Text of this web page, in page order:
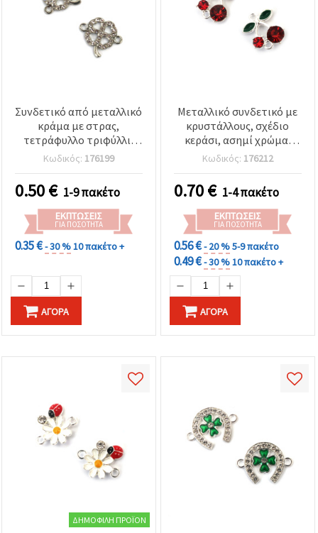
Συνδετικό από μεταλλικό
κράμα με στρας,
τετράφυλλο τριφύλλι,
ασημί χρώμα, 21x16 mm,
με 2 οπές 1,5 mm, 2 τεμ.
Κωδικός: 176199
0.50€ 1-9 πακέτο
ΕΚΠΤΏΣΕΙΣ
ΓΙΑ ΠΟΣΌΤΗΤΑ
0.35 €- 30 %10 πακέτο +
ΑΓΟΡΆ
Μεταλλικό συνδετικό με
κρυστάλλους, σχέδιο
κεράσι, ασημί χρώμα,
15x17x6 mm, τρύπα: 2
mm - 2 τεμ.
Κωδικός: 176212
0.70€ 1-4 πακέτο
ΕΚΠΤΏΣΕΙΣ
ΓΙΑ ΠΟΣΌΤΗΤΑ
0.56 €- 20 %5-9 πακέτο
0.49 €- 30 %10 πακέτο +
ΑΓΟΡΆ
ΔΗΜΟΦΙΛΉ ΠΡΟΪΌΝ